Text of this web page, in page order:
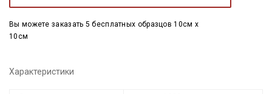
Вы можете заказать 5 бесплатных образцов 10см x
10см
Характеристики